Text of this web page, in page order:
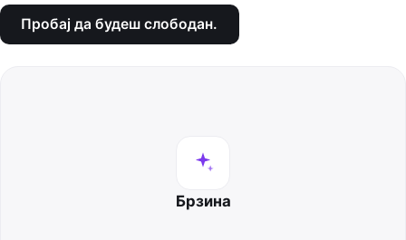
Пробај да будеш слободан.
Брзина